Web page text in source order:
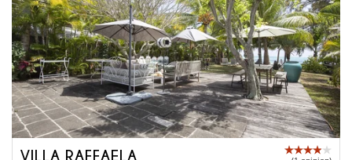
VILLA RAFFAELA